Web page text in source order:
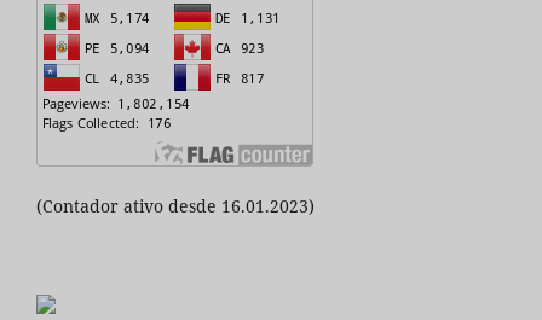
(Contador ativo desde 16.01.2023)